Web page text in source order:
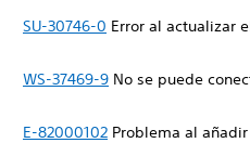
SU-30746-0 Error al actualizar
WS-37469-9 No se puede
E-82000102 Problema al